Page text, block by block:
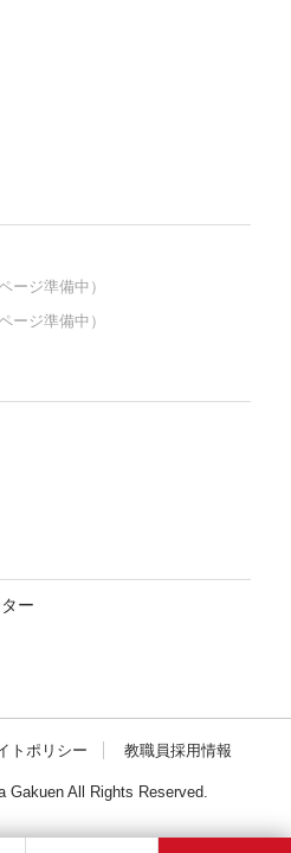
ージ準備中）
ージ準備中）
ー
トポリシー 教職員採用情報
Gakuen All Rights Reserved.